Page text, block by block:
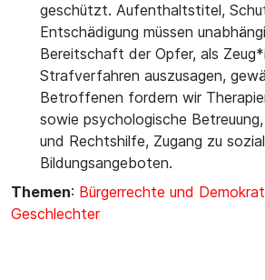
geschützt. Aufenthaltstitel,
Entschädigung müssen
Bereitschaft der Opfer, als
Strafverfahren auszusagen,
Betroffenen fordern wir
sowie psychologische
und Rechtshilfe, Zugang zu
Bildungsangeboten.
Themen: Bürgerrechte und
Geschlechter